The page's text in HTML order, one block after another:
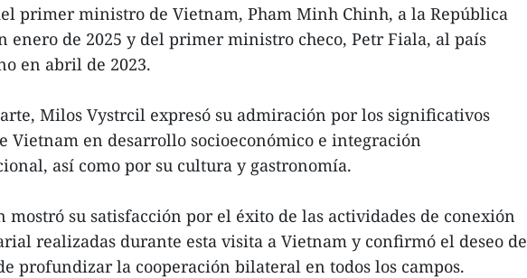
primer ministro de Vietnam, Pham Minh Chinh, a la República
enero de 2025 y del primer ministro checo, Petr Fiala, al país
en abril de 2023.
Milos Vystrcil expresó su admiración por los significativos
Vietnam en desarrollo socioeconómico e integración
así como por su cultura y gastronomía.
mostró su satisfacción por el éxito de las actividades de conexión
realizadas durante esta visita a Vietnam y confirmó el deseo de
profundizar la cooperación bilateral en todos los campos.